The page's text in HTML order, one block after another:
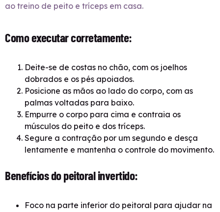
ao treino de peito e tríceps em casa.
Como executar corretamente:
Deite-se de costas no chão, com os joelhos
dobrados e os pés apoiados.
Posicione as mãos ao lado do corpo, com as
palmas voltadas para baixo.
Empurre o corpo para cima e contraia os
músculos do peito e dos tríceps.
Segure a contração por um segundo e desça
lentamente e mantenha o controle do movimento.
Benefícios do peitoral invertido:
Foco na parte inferior do peitoral para ajudar na